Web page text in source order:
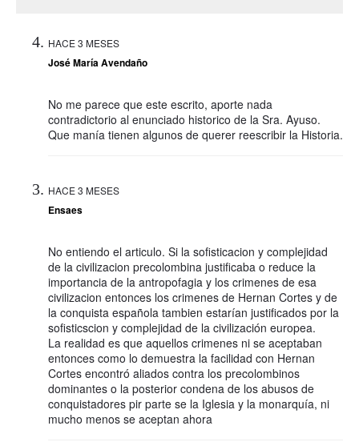
HACE 3 MESES
José María Avendaño
No me parece que este escrito, aporte nada
contradictorio al enunciado historico de la Sra. Ayuso.
Que manía tienen algunos de querer reescribir la Historia.
HACE 3 MESES
Ensaes
No entiendo el articulo. Si la sofisticacion y complejidad
de la civilizacion precolombina justificaba o reduce la
importancia de la antropofagia y los crimenes de esa
civilizacion entonces los crimenes de Hernan Cortes y de
la conquista española tambien estarían justificados por la
sofisticscion y complejidad de la civilización europea.
La realidad es que aquellos crimenes ni se aceptaban
entonces como lo demuestra la facilidad con Hernan
Cortes encontró aliados contra los precolombinos
dominantes o la posterior condena de los abusos de
conquistadores pir parte se la Iglesia y la monarquía, ni
mucho menos se aceptan ahora